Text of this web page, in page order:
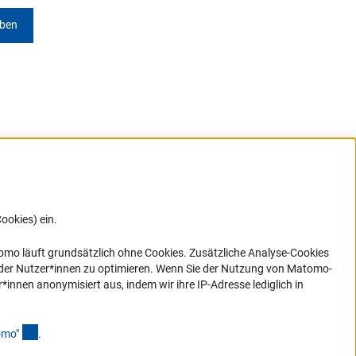
ein.
Link)
läuft grundsätzlich ohne Cookies. Zusätzliche Analyse-Cookies
Nutzer*innen zu optimieren. Wenn Sie der Nutzung von Matomo-
anonymisiert aus, indem wir ihre IP-Adresse lediglich in
" .